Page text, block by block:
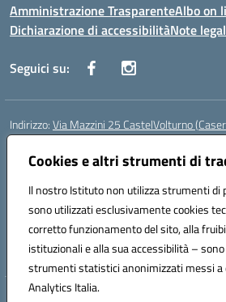
Cookies e altri strumenti di
Il nostro Istituto non utilizza strumenti di
sono utilizzati esclusivamente cookies
corretto funzionamento del sito, alla
istituzionali e alla sua accessibilità –
strumenti statistici anonimizzati messi a
Analytics Italia.
Amministrazione TrasparenteAlbo on
Dichiarazione di accessibilitàNote
Seguici su:
Indirizzo:Via Mazzini 25 CastelVolturno
Centralino:
Posta elettronica certificata (PEC):
Codice fiscale: 93063510619
Codice meccanografico:CEIS014005
Codice Indice delle Pubbliche
Codice unico di fatturazione (CUF): UOU8EW